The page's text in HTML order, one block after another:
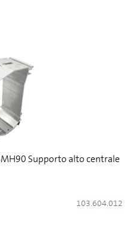
Supporto alto centrale
103.604.012